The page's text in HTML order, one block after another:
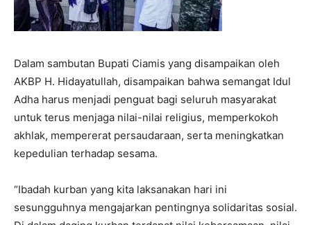
Dalam sambutan Bupati Ciamis yang disampaikan oleh
AKBP H. Hidayatullah, disampaikan bahwa semangat Idul
Adha harus menjadi penguat bagi seluruh masyarakat
untuk terus menjaga nilai-nilai religius, memperkokoh
akhlak, mempererat persaudaraan, serta meningkatkan
kepedulian terhadap sesama.
“Ibadah kurban yang kita laksanakan hari ini
sesungguhnya mengajarkan pentingnya solidaritas sosial.